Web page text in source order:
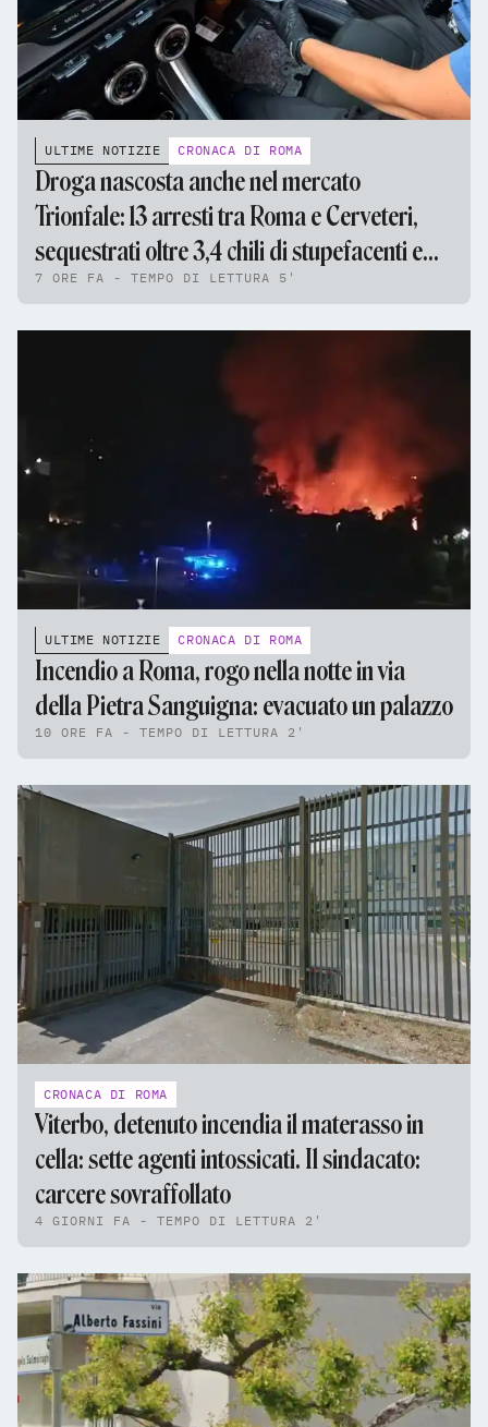
ULTIME NOTIZIE CRONACA DI ROMA
Droga nascosta anche nel mercato
Trionfale: 13 arresti tra Roma e Cerveteri,
sequestrati oltre 3,4 chili di stupefacenti e
95mila euro
7 ORE FA - TEMPO DI LETTURA 5'
ULTIME NOTIZIE CRONACA DI ROMA
Incendio a Roma, rogo nella notte in via
della Pietra Sanguigna: evacuato un palazzo
10 ORE FA - TEMPO DI LETTURA 2'
CRONACA DI ROMA
Viterbo, detenuto incendia il materasso in
cella: sette agenti intossicati. Il sindacato:
carcere sovraffollato
4 GIORNI FA - TEMPO DI LETTURA 2'